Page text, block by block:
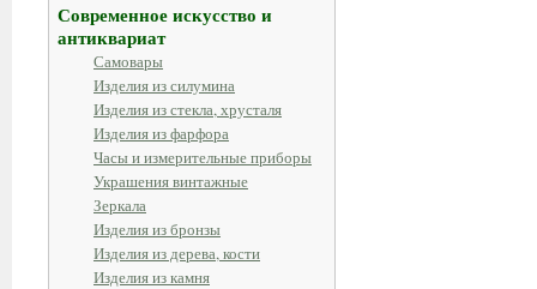
Современное искусство и
антиквариат
Самовары
Изделия из силумина
Изделия из стекла, хрусталя
Изделия из фарфора
Часы и измерительные приборы
Украшения винтажные
Зеркала
Изделия из бронзы
Изделия из дерева, кости
Изделия из камня